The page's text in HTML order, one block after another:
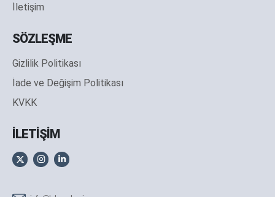
İletişim
SÖZLEŞME
Gizlilik Politikası
İade ve Değişim Politikası
KVKK
İLETİŞİM